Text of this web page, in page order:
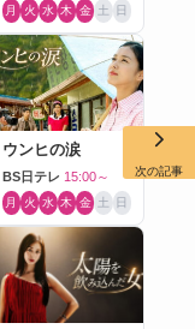
月 火 水 木 金 土 日
ウンヒの涙
BS日テレ 15:00～
月 火 水 木 金 土 日
次の記事